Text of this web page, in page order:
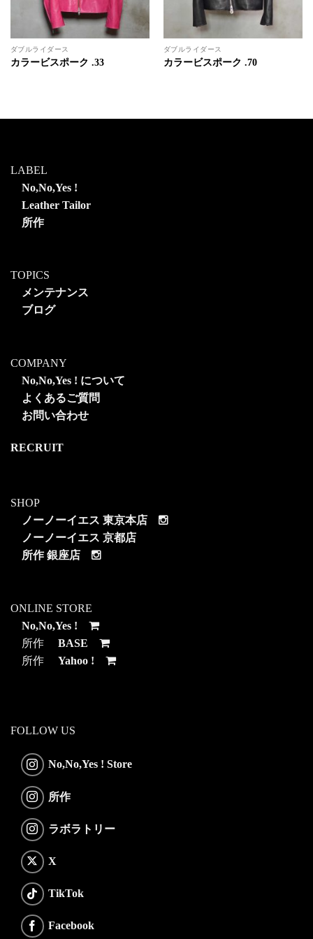
ダブルライダース
カラービスポーク .33
ダブルライダース
カラービスポーク .70
LABEL
No,No,Yes !
Leather Tailor
所作
TOPICS
メンテナンス
ブログ
COMPANY
No,No,Yes ! について
よくあるご質問
お問い合わせ
RECRUIT
SHOP
ノーノーイエス 東京本店
ノーノーイエス 京都店
所作 銀座店
ONLINE STORE
No,No,Yes !
所作 BASE
所作 Yahoo !
FOLLOW US
No,No,Yes ! Store
所作
ラボラトリー
X
TikTok
Facebook